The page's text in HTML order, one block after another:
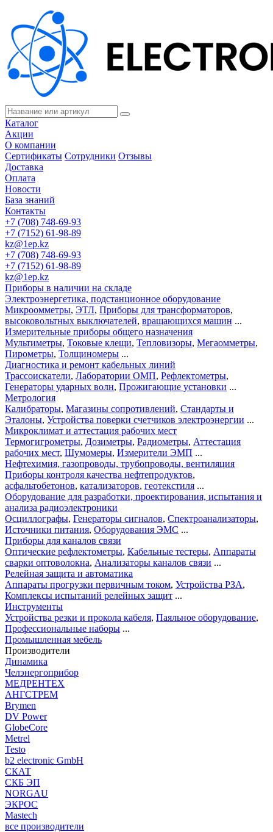
Каталог
Акции
О компании
Сертификаты Сотрудники Отзывы
Доставка
Оплата
Новости
База знаний
Контакты
+7 (708) 748-69-93
+7 (7152) 61-98-89
kz@1ep.kz
+7 (708) 748-69-93
+7 (7152) 61-98-89
kz@1ep.kz
Приборы в наличии на складе
Электроэнергетика, подстанционное оборудование
Микроомметры, ЭТЛ, Приборы для трансформаторов,
высоковольтных выключателей, вращающихся машин ...
Измерительные приборы общего назначения
Мультиметры, Токовые клещи, Тепловизоры, Мегаомметры,
Пирометры, Толщиномеры ...
Диагностика и ремонт кабельных линий
Трассоискатели, Лаборатории ОМП, Рефлектометры,
Генераторы ударных волн, Прожигающие установки ...
Метрология
Калибраторы, Магазины сопротивлений, Стандарты и
Эталоны, Устройства поверки счетчиков электроэнергии ...
Микроклимат и аттестация рабочих мест
Термогигрометры, Дозиметры, Радиометры, Аттестация
рабочих мест, Шумомеры, Измерители ЭМП ...
Нефтехимия, газопроводы, трубопроводы, вентиляция
Приборы контроля качества нефтепродуктов,
асфальтобетонов, катализаторов, геотекстиля ...
Оборудование для разработки, проектирования, испытания и
анализа радиоэлектроники
Осциллографы, Генераторы сигналов, Спектроанализаторы,
Источники питания, Оборудования ЭМС ...
Приборы для каналов связи
Оптические рефлектометры, Кабельные тестеры, Аппараты
сварки оптоволокна, Анализаторы каналов связи ...
Релейная защита и автоматика
Аппараты прогрузки первичным током, Устройства РЗА,
Комплексы испытаний релейных защит ...
Инструменты
Устройства резки и прокола кабеля, Паяльное оборудование,
Профессиональные наборы ...
Промышленная мебель
Производители
Динамика
Челэнергоприбор
МЕДРЕНТЕХ
АНГСТРЕМ
Brymen
DV Power
GlobeCore
Metrel
Testo
b2 electronic GmbH
СКАТ
СКБ ЭП
NORGAU
ЭКРОС
Mastech
все производители